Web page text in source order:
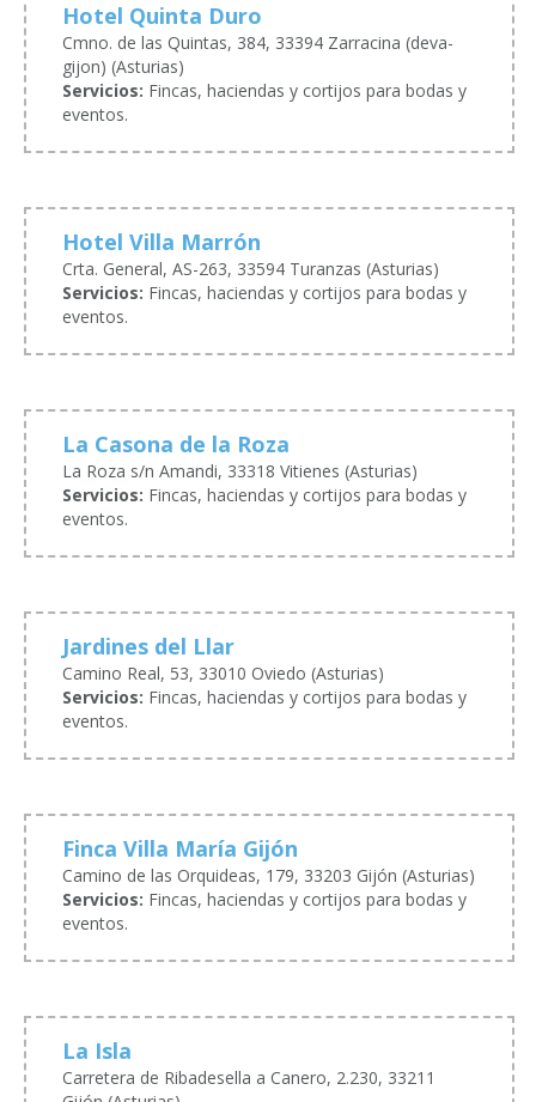
Hotel Quinta Duro
Cmno. de las Quintas, 384, 33394 Zarracina (deva-
gijon) (Asturias)
Servicios: Fincas, haciendas y cortijos para bodas y
eventos.
Hotel Villa Marrón
Crta. General, AS-263, 33594 Turanzas (Asturias)
Servicios: Fincas, haciendas y cortijos para bodas y
eventos.
La Casona de la Roza
La Roza s/n Amandi, 33318 Vitienes (Asturias)
Servicios: Fincas, haciendas y cortijos para bodas y
eventos.
Jardines del Llar
Camino Real, 53, 33010 Oviedo (Asturias)
Servicios: Fincas, haciendas y cortijos para bodas y
eventos.
Finca Villa María Gijón
Camino de las Orquideas, 179, 33203 Gijón (Asturias)
Servicios: Fincas, haciendas y cortijos para bodas y
eventos.
La Isla
Carretera de Ribadesella a Canero, 2.230, 33211